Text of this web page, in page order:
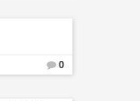
0